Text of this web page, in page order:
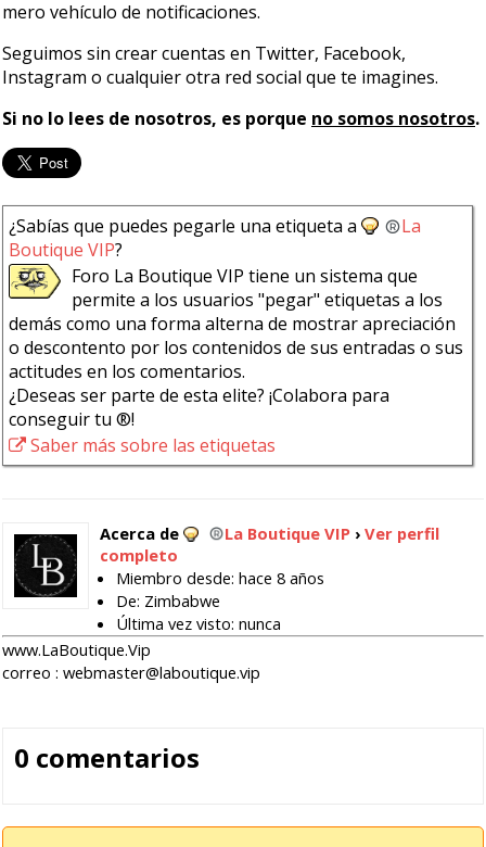
mero vehículo de notificaciones.
Seguimos sin crear cuentas en Twitter, Facebook,
Instagram o cualquier otra red social que te imagines.
Si no lo lees de nosotros, es porque no somos nosotros.
¿Sabías que puedes pegarle una etiqueta a
La
Boutique VIP?
Foro La Boutique VIP tiene un sistema que
permite a los usuarios "pegar" etiquetas a los
demás como una forma alterna de mostrar apreciación
o descontento por los contenidos de sus entradas o sus
actitudes en los comentarios.
¿Deseas ser parte de esta elite? ¡Colabora para
conseguir tu ®!
Saber más sobre las etiquetas
Acerca de La Boutique VIP › Ver perfil
completo
Miembro desde: hace 8 años
De: Zimbabwe
Última vez visto: nunca
www.LaBoutique.Vip
correo : webmaster@laboutique.vip
0 comentarios